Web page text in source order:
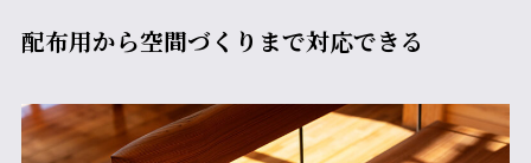
配布用から空間づくりまで対応できる